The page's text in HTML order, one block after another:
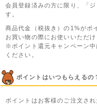
会員登録済みの方に限り、「
す。
商品代金（税抜き）の1%がポ
お買い物の際にお使いいただけ
※ポイント還元キャンペーン
ください。
ポイントはいつもらえるの
ポイントはお客様のご注文さ